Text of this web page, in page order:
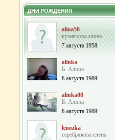
ДНИ РОЖДЕНИЯ
alina58
кузнецова алина
7 августа 1958
alinka
Б. Алина
8 августа 1989
alinka08
Б. Алина
8 августа 1989
lenozka
серебрякова елена